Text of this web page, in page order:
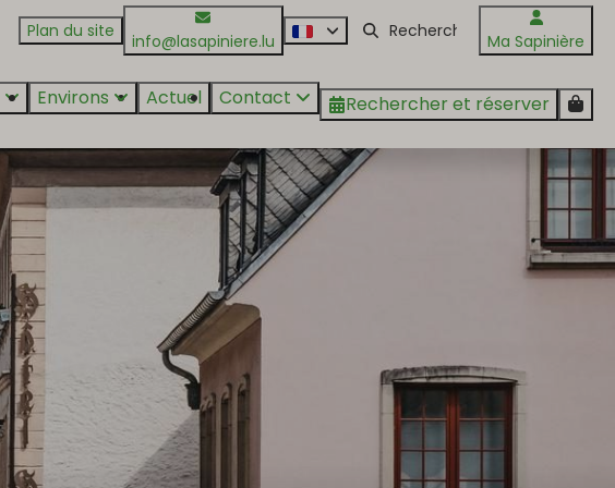
Plan du site info@lasapiniere.lu Ma Sapinière
Environs Actuel Contact Rechercher et réserver